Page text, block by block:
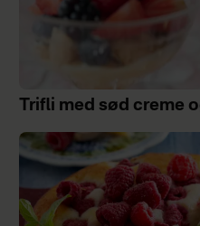
Trifli med sød creme